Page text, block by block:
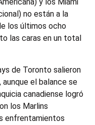
no están a la
los últimos ocho
las caras en un total
de Toronto salieron
el balance se
canadiense logró
los Marlins
enfrentamientos